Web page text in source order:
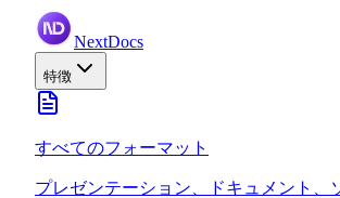
NextDocs
特徴
すべてのフォーマット
プレゼンテーション、ドキュメント、